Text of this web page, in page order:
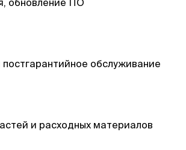
обновление ПО
постгарантийное обслуживание
и расходных материалов